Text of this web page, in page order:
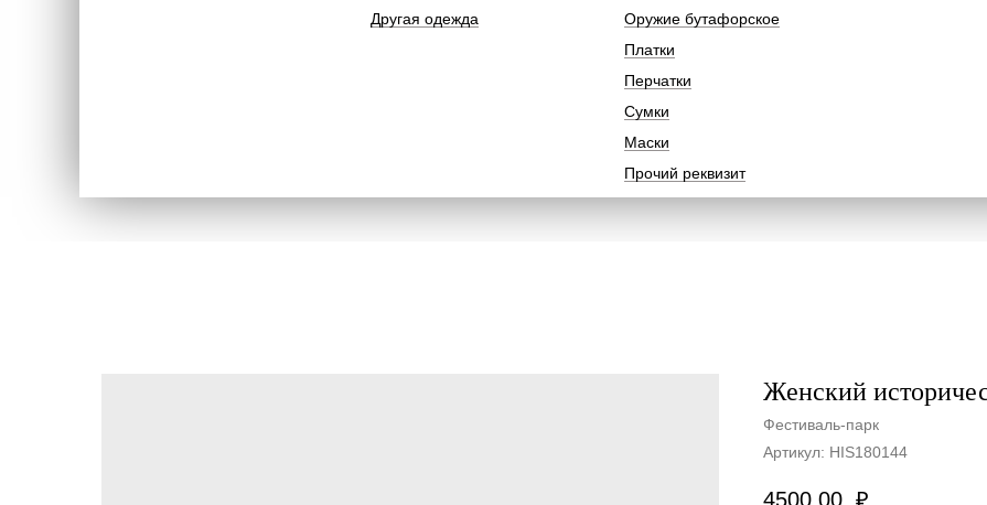
Другая одежда
Оружие бутафорское
Платки
Перчатки
Сумки
Маски
Прочий реквизит
Женский
Фестиваль-парк
Артикул: HIS180144
4500,00 ₽